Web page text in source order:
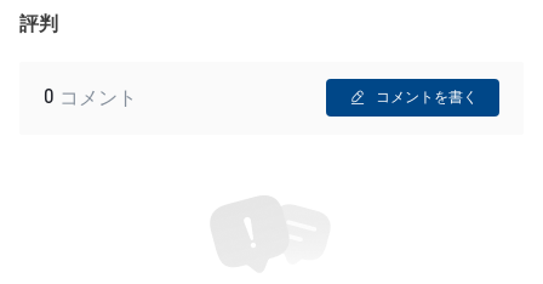
評判
0 コメント コメントを書く